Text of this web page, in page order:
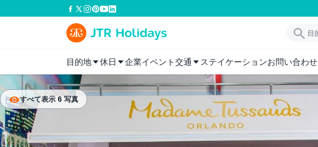
目的地 休日 企業イベント交通 ステイケーションお問い合わせ
すべて表示 6 写真